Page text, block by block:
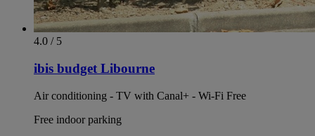
4.0 / 5
ibis budget Libourne
Air conditioning - TV with Canal+ - Wi-Fi Free
Free indoor parking